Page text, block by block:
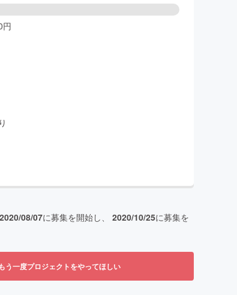
円
2020/08/07に募集を開始し、 2020/10/25に募集を
もう一度プロジェクトをやってほしい